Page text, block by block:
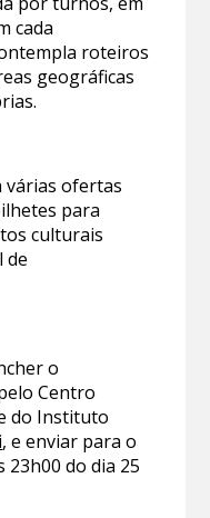
cada
roteiros
geográficas
várias ofertas
para
culturais
de
o
Centro
do Instituto
, e enviar para o
23h00 do dia 25